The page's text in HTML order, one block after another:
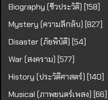
Biography (ชีวประวัติ) [158]
Mystery (ความลึกลับ) [827]
Disaster (ภัยพิบัติ) [54]
War (สงคราม) [577]
History (ประวัติศาสตร์) [140]
Musical (ภาพยนตร์เพลง) [66]